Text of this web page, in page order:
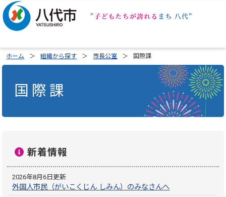
ホーム 組織から探す 市長公室 国際課
国際課
新着情報
2026年8月6日更新
外国人市民（がいこくじん しみん）のみなさんへ